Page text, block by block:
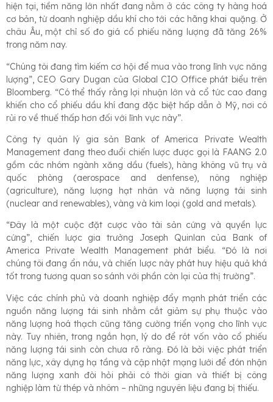
hiện tại, tiềm năng lớn nhất đang nằm ở các công ty hàng hoá
cơ bản, từ doanh nghiệp dầu khí cho tới các hãng khai quặng. Ở
châu Âu, một chỉ số đo giá cổ phiếu năng lượng đã tăng 26%
trong năm nay.
“Chúng tôi đang tìm kiếm cơ hội để mua vào trong lĩnh vực năng
lượng”, CEO Gary Dugan của Global CIO Office phát biểu trên
Bloomberg. “Có thể thấy rằng lợi nhuận lớn và cổ tức cao đang
khiến cho cổ phiếu dầu khí đang đặc biệt hấp dẫn ở Mỹ, nơi có
rủi ro về thuế thấp hơn đối với lĩnh vực này”.
Công ty quản lý gia sản Bank of America Private Wealth
Management đang theo đuổi chiến lược được gọi là FAANG 2.0
gồm các nhóm ngành xăng dầu (fuels), hàng không vũ trụ và
quốc phòng (aerospace and denfense), nông nghiệp
(agriculture), năng lượng hạt nhân và năng lượng tái sinh
(nuclear and renewables), vàng và kim loại (gold and metals).
“Đây là một cuộc đặt cược vào tài sản cứng và quyền lực
cứng”, chiến lược gia trưởng Joseph Quinlan của Bank of
America Private Wealth Management phát biểu. “Đó là nơi
chúng tôi đang ẩn náu, và chiến lược này phát huy hiệu quả khá
tốt trong tương quan so sánh với phần còn lại của thị trường”.
Việc các chính phủ và doanh nghiệp đẩy mạnh phát triển các
nguồn năng lượng tái sinh nhằm cắt giảm sự phụ thuộc vào
năng lượng hoá thạch cũng tăng cường triển vọng cho lĩnh vực
này. Tuy nhiên, trong ngắn hạn, lý do để rót vốn vào cổ phiếu
năng lượng tái sinh còn chưa rõ ràng. Đó là bởi việc phát triển
năng lực, xây dựng hạ tầng và cập nhật mạng lưới để đón nhận
năng lượng xanh đòi hỏi phải có thời gian và thiết bị công
nghiệp làm từ thép và nhôm – những nguyên liệu đang bị thiếu.